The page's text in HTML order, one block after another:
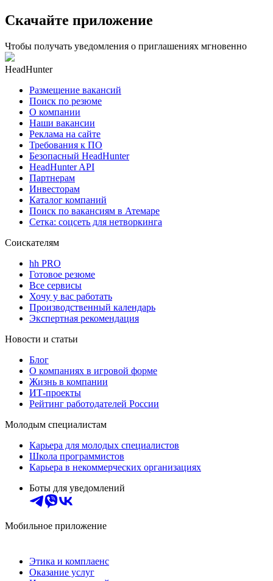
Скачайте приложение
Чтобы получать уведомления о приглашениях мгновенно
HeadHunter
Размещение вакансий
Поиск по резюме
О компании
Наши вакансии
Реклама на сайте
Требования к ПО
Безопасный HeadHunter
HeadHunter API
Партнерам
Инвесторам
Каталог компаний
Поиск по вакансиям в Атемаре
Сетка: соцсеть для нетворкинга
Соискателям
hh PRO
Готовое резюме
Все сервисы
Хочу у вас работать
Производственный календарь
Экспертная рекомендация
Новости и статьи
Блог
О компаниях в игровой форме
Жизнь в компании
ИТ-проекты
Рейтинг работодателей России
Молодым специалистам
Карьера для молодых специалистов
Школа программистов
Карьера в некоммерческих организациях
Боты для уведомлений
Мобильное приложение
Этика и комплаенс
Оказание услуг